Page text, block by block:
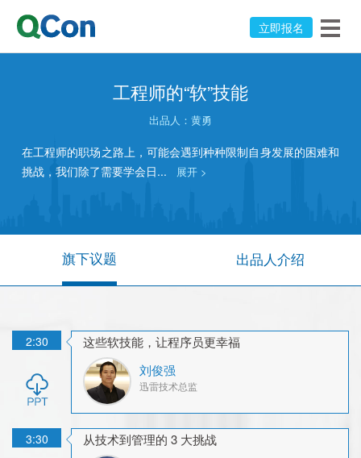
立即报名
工程师的“软”技能
出品人： 黄勇
在工程师的职场之路上，可能会遇到种种限制自身发展的困难和
挑战，我们除了需要学会日... 展开 >
旗下议题 出品人介绍
2:30
这些软技能，让程序员更幸福
刘俊强
迅雷技术总监
3:30
从技术到管理的 3 大挑战